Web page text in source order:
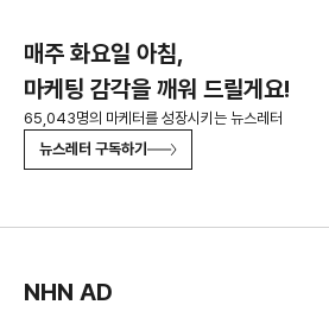
매주 화요일 아침,
마케팅 감각을 깨워 드릴게요!
65,043명의 마케터를 성장시키는 뉴스레터
뉴스레터 구독하기
NHN AD